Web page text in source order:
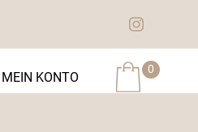
0
MEIN KONTO